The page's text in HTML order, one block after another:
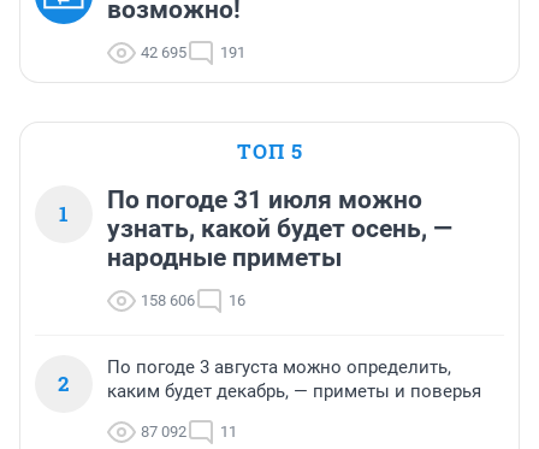
возможно!
42 695 191
ТОП 5
1
По погоде 31 июля можно
узнать, какой будет осень, —
народные приметы
158 606 16
2
По погоде 3 августа можно определить,
каким будет декабрь, — приметы и поверья
87 092 11